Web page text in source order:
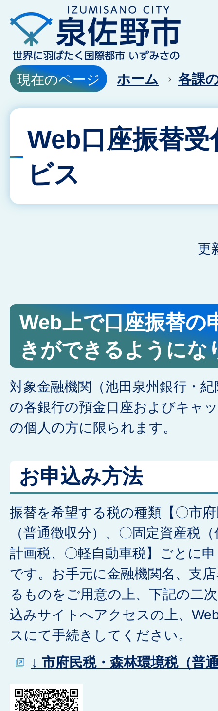
現在のページ ホーム 各課
Web口座振替受
ビス
更
Web上で口座振替の
きができるようにな
対象金融機関（池田泉州銀行・
の各銀行の預金口座およびキャ
の個人の方に限られます。
お申込み方法
振替を希望する税の種類【〇市
（普通徴収分）、〇固定資産税
計画税、〇軽自動車税】ごとに
です。お手元に金融機関名、支
るものをご用意の上、下記の二
込みサイトへアクセスの上、
スにて手続きしてください。
↓ 市府民税・森林環境税（普